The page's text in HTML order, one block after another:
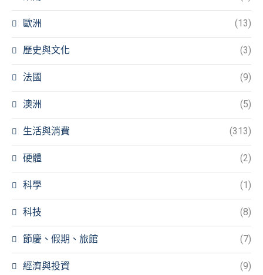
歐洲 (13)
歷史與文化 (3)
法國 (9)
澳洲 (5)
生活與消費 (313)
硬體 (2)
科學 (1)
科技 (8)
節慶、假期、旅館 (7)
經濟與投資 (9)